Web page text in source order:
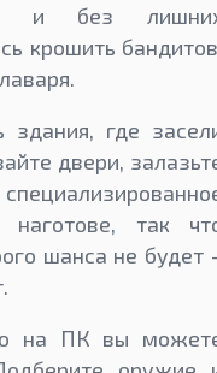
и без
крошить
здания, где
двери,
наготове, так
шанса не будет
на ПК вы